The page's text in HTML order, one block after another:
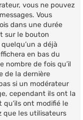
vous ne pouvez
Vous
dans une durée
sur le bouton
a déjà
en bas du
nombre de fois qu’il
de la dernière
si un modérateur
cependant ils ont la
ont modifié le
que les utilisateurs